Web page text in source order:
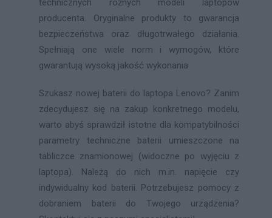
technicznych różnych modeli laptopów
producenta. Oryginalne produkty to gwarancja
bezpieczeństwa oraz długotrwałego działania.
Spełniają one wiele norm i wymogów, które
gwarantują wysoką jakość wykonania
Szukasz nowej baterii do laptopa Lenovo? Zanim
zdecydujesz się na zakup konkretnego modelu,
warto abyś sprawdził istotne dla kompatybilności
parametry techniczne baterii umieszczone na
tabliczce znamionowej (widoczne po wyjęciu z
laptopa). Należą do nich m.in. napięcie czy
indywidualny kod baterii. Potrzebujesz pomocy z
dobraniem baterii do Twojego urządzenia?